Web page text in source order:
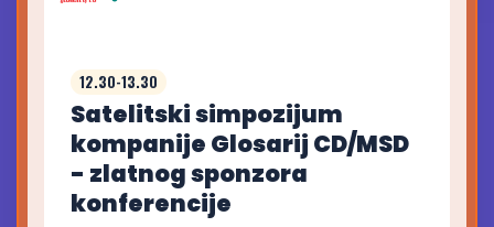
12.30-13.30
Satelitski simpozijum
kompanije Glosarij CD/MSD
- zlatnog sponzora
konferencije